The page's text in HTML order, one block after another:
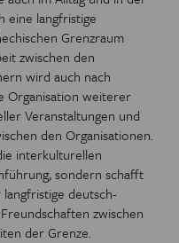
eine langfristige
Grenzraum
zwischen den
wird auch nach
Organisation weiterer
Veranstaltungen und
den Organisationen.
interkulturellen
sondern schafft
deutsch-
zwischen
der Grenze.